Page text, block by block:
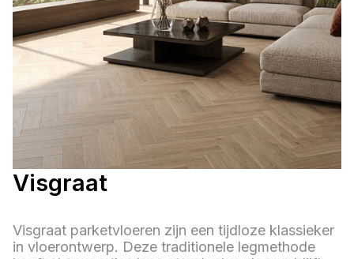
Visgraat
Visgraat parketvloeren zijn een tijdloze klassieker
in vloerontwerp. Deze traditionele legmethode